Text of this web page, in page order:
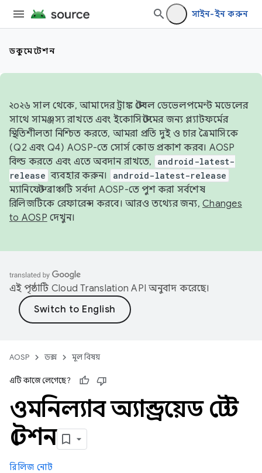
সাইন-ইন করুন
ডকুমেন্টেশন
২০২৬ সাল থেকে, আমাদের ট্রাঙ্ক স্টেবল ডেভেলপমেন্ট মডেলের
সাথে সামঞ্জস্য রাখতে এবং ইকোসিস্টেমের জন্য প্ল্যাটফর্মের
স্থিতিশীলতা নিশ্চিত করতে, আমরা প্রতি দুই ও চার ত্রৈমাসিকে
(Q2 এবং Q4) AOSP-তে সোর্স কোড প্রকাশ করব। AOSP
বিল্ড করতে এবং এতে অবদান রাখতে,
android-latest-
release ব্যবহার করুন। android-latest-release
ম্যানিফেস্ট ব্রাঞ্চটি সর্বদা AOSP-তে পুশ করা সর্বশেষ
রিলিজটিকে রেফারেন্স করবে। আরও তথ্যের জন্য, Changes
to AOSP দেখুন।
এই পৃষ্ঠাটি Cloud Translation API অনুবাদ করেছে।
AOSP ডক্স মূল বিষয়
এটি কাজে লেগেছে?
ওমনিল্যাব অ্যান্ড্রয়েড টেস্ট
স্টেশন
রিলিজ নোট